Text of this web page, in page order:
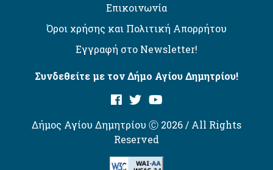
Επικοινωνία
Όροι χρήσης και Πολιτική Απορρήτου
Εγγραφή στο Newsletter!
Συνδεθείτε με τον Δήμο Αγίου Δημητρίου!
Δήμος Αγίου Δημητρίου Ⓒ 2026 / All Rights
Reserved